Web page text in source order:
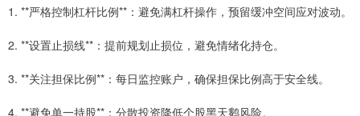
1. **严格控制杠杆比例**：避免满杠杆操作，预留缓冲空间应对波动。
2. **设置止损线**：提前规划止损位，避免情绪化持仓。
3. **关注担保比例**：每日监控账户，确保担保比例高于安全线。
4. **避免单一持股**：分散投资降低个股黑天鹅风险。